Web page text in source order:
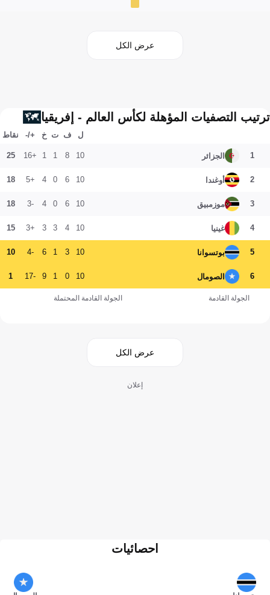
عرض الكل
ترتيب التصفيات المؤهلة لكأس العالم - إفريقيا
ل ف ت خ +/- نقاط
1 الجزائر 10
8
1
1
+16
25
2 أوغندا 10
6
0
4
+5
18
3 موزمبيق 10
6
0
4
-3
18
4 غينيا 10
4
3
3
+3
15
5 بوتسوانا 10
3
1
6
-4
10
6 الصومال 10
0
1
9
-17
1
الجولة القادمة الجولة القادمة المحتملة
عرض الكل
إعلان
احصائيات